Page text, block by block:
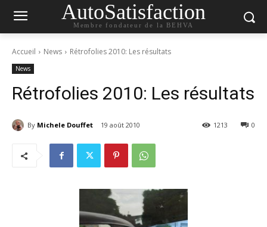
AutoSatisfaction
Membre fondateur de la BEHVA
Accueil News Rétrofolies 2010: Les résultats
News
Rétrofolies 2010: Les résultats
By Michele Douffet 19 août 2010 0
1213